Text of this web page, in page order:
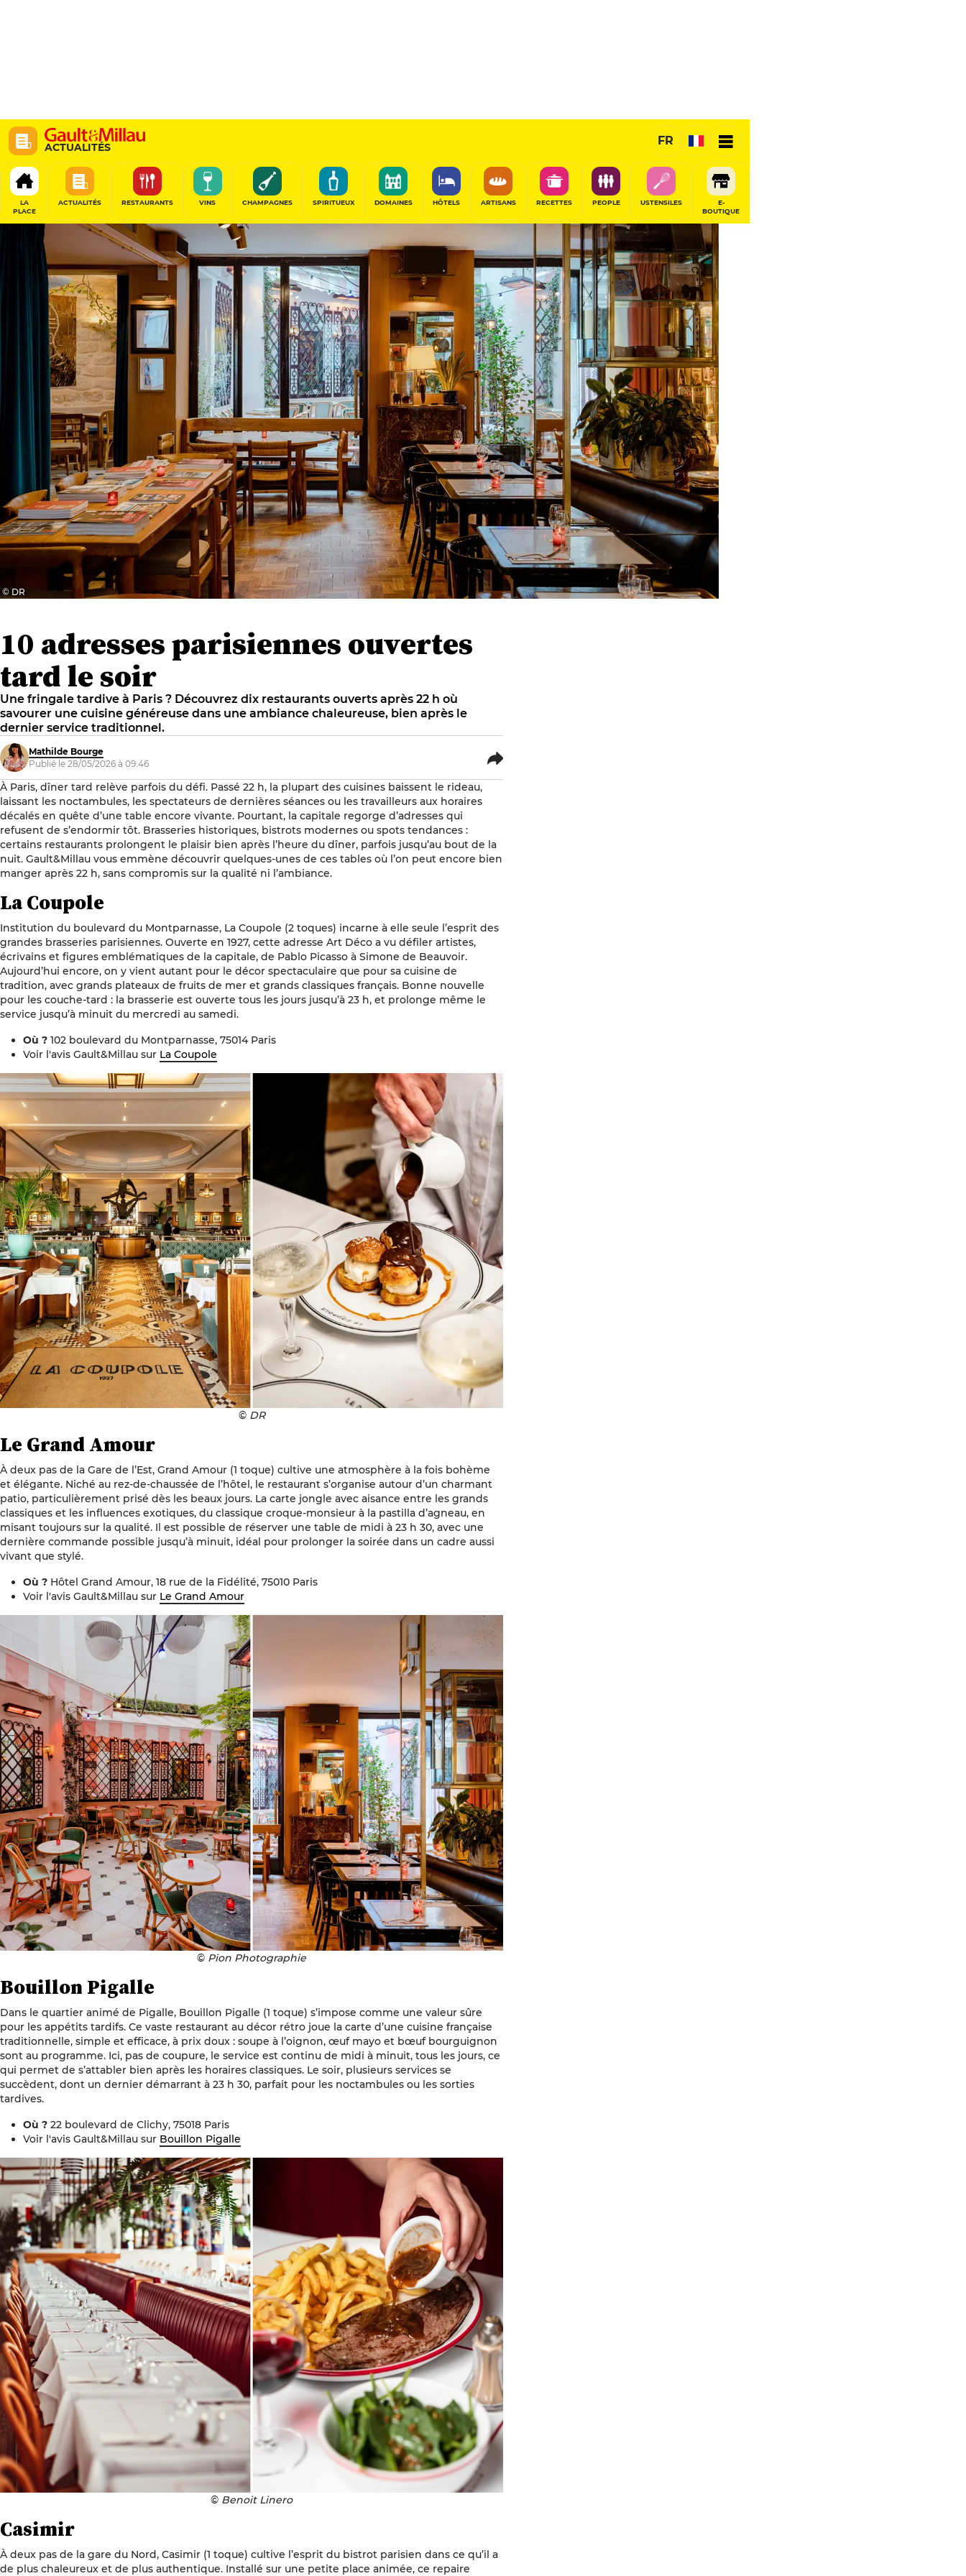
ACTUALITÉS
FR
LA
PLACE
ACTUALITÉS RESTAURANTS VINS CHAMPAGNES SPIRITUEUX DOMAINES HÔTELS ARTISANS RECETTES PEOPLE USTENSILES
E-
BOUTIQUE
© DR
10 adresses parisiennes ouvertes
tard le soir
Une fringale tardive à Paris ? Découvrez dix restaurants ouverts après 22 h où
savourer une cuisine généreuse dans une ambiance chaleureuse, bien après le
dernier service traditionnel.
Mathilde Bourge
Publié le 28/05/2026 à 09:46
À Paris, dîner tard relève parfois du défi. Passé 22 h, la plupart des cuisines baissent le rideau,
laissant les noctambules, les spectateurs de dernières séances ou les travailleurs aux horaires
décalés en quête d’une table encore vivante. Pourtant, la capitale regorge d’adresses qui
refusent de s’endormir tôt. Brasseries historiques, bistrots modernes ou spots tendances :
certains restaurants prolongent le plaisir bien après l’heure du dîner, parfois jusqu’au bout de la
nuit. Gault&Millau vous emmène découvrir quelques-unes de ces tables où l’on peut encore bien
manger après 22 h, sans compromis sur la qualité ni l’ambiance.
La Coupole
Institution du boulevard du Montparnasse, La Coupole (2 toques) incarne à elle seule l’esprit des
grandes brasseries parisiennes. Ouverte en 1927, cette adresse Art Déco a vu défiler artistes,
écrivains et figures emblématiques de la capitale, de Pablo Picasso à Simone de Beauvoir.
Aujourd’hui encore, on y vient autant pour le décor spectaculaire que pour sa cuisine de
tradition, avec grands plateaux de fruits de mer et grands classiques français. Bonne nouvelle
pour les couche-tard : la brasserie est ouverte tous les jours jusqu’à 23 h, et prolonge même le
service jusqu’à minuit du mercredi au samedi.
Où ? 102 boulevard du Montparnasse, 75014 Paris
Voir l'avis Gault&Millau sur La Coupole
© DR
Le Grand Amour
À deux pas de la Gare de l’Est, Grand Amour (1 toque) cultive une atmosphère à la fois bohème
et élégante. Niché au rez-de-chaussée de l’hôtel, le restaurant s’organise autour d’un charmant
patio, particulièrement prisé dès les beaux jours. La carte jongle avec aisance entre les grands
classiques et les influences exotiques, du classique croque-monsieur à la pastilla d’agneau, en
misant toujours sur la qualité. Il est possible de réserver une table de midi à 23 h 30, avec une
dernière commande possible jusqu’à minuit, idéal pour prolonger la soirée dans un cadre aussi
vivant que stylé.
Où ? Hôtel Grand Amour, 18 rue de la Fidélité, 75010 Paris
Voir l'avis Gault&Millau sur Le Grand Amour
© Pion Photographie
Bouillon Pigalle
Dans le quartier animé de Pigalle, Bouillon Pigalle (1 toque) s’impose comme une valeur sûre
pour les appétits tardifs. Ce vaste restaurant au décor rétro joue la carte d’une cuisine française
traditionnelle, simple et efficace, à prix doux : soupe à l’oignon, œuf mayo et bœuf bourguignon
sont au programme. Ici, pas de coupure, le service est continu de midi à minuit, tous les jours, ce
qui permet de s’attabler bien après les horaires classiques. Le soir, plusieurs services se
succèdent, dont un dernier démarrant à 23 h 30, parfait pour les noctambules ou les sorties
tardives.
Où ? 22 boulevard de Clichy, 75018 Paris
Voir l'avis Gault&Millau sur Bouillon Pigalle
© Benoit Linero
Casimir
À deux pas de la gare du Nord, Casimir (1 toque) cultive l’esprit du bistrot parisien dans ce qu’il a
de plus chaleureux et de plus authentique. Installé sur une petite place animée, ce repaire